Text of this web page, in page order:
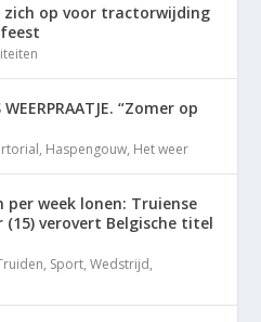
zich op voor tractorwijding
WEERPRAATJE. “Zomer op
, Haspengouw, Het weer
week lonen: Truiense
(15) verovert Belgische titel
, Sport,Wedstrijd,